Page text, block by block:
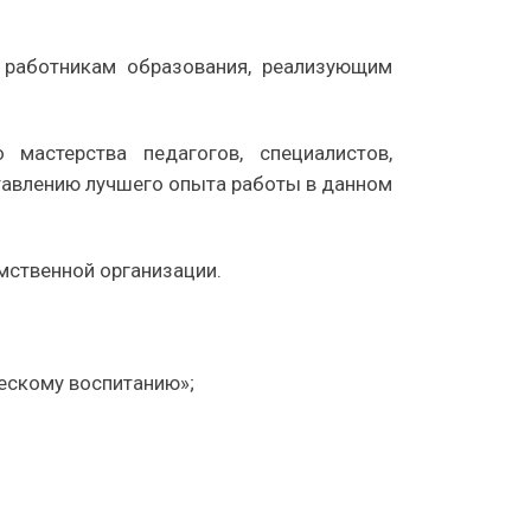
образования, реализующим
педагогов, специалистов,
лучшего опыта работы в данном
организации.
воспитанию»;